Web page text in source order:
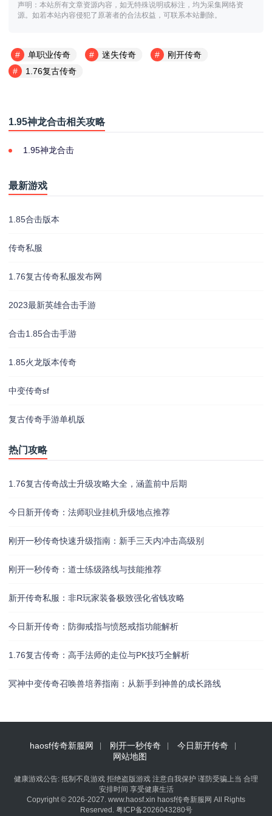
声明：本站所有文章资源内容，如无特殊说明或标注，均为采集网络资
源。如若本站内容侵犯了原著者的合法权益，可联系本站删除。
单职业传奇 迷失传奇
刚开传奇
1.76复古传奇
1.95神龙合击相关攻略
1.95神龙合击
最新游戏
1.85合击版本
传奇私服
1.76复古传奇私服发布网
2023最新英雄合击手游
合击1.85合击手游
1.85火龙版本传奇
中变传奇sf
复古传奇手游单机版
热门攻略
1.76复古传奇战士升级攻略大全，涵盖前中后期
今日新开传奇：法师职业挂机升级地点推荐
刚开一秒传奇快速升级指南：新手三天内冲击高级别
刚开一秒传奇：道士练级路线与技能推荐
新开传奇私服：非R玩家装备极致强化省钱攻略
今日新开传奇：防御戒指与愤怒戒指功能解析
1.76复古传奇：高手法师的走位与PK技巧全解析
冥神中变传奇召唤兽培养指南：从新手到神兽的成长路线
haosf传奇新服网 刚开一秒传奇
今日新开传奇
网站地图
健康游戏公告: 抵制不良游戏 拒绝盗版游戏 注意自我保护 谨防受骗上当 合理
安排时间 享受健康生活
Copyright © 2026-2027. www.haosf.xin haosf传奇新服网 All Rights
Reserved. 粤ICP备2026043280号